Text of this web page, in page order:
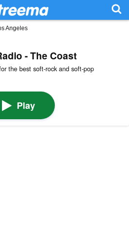
Angeles
- The Coast
the best soft-rock and soft-pop
Play